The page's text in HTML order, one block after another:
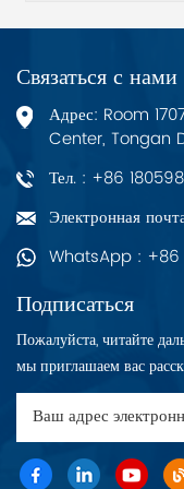
рейку, для
литий-ионную
разъем 24 В
постоянного
соединительный
TK821V020.
мм.
количество
металлического
лития=0,8г
Связаться с нами
Адрес: Room
Center, Tongan
Тел. : +86
Электронная
WhatsApp : +86
Подписаться
Пожалуйста, читайте
мы приглашаем вас